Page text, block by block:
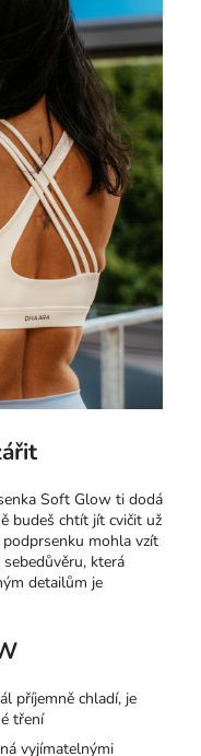
Soft Glow ti dodá
budeš chtít jít cvičit už
mohla vzít
která
detailům je
příjemně chladí, je
tření
vyjímatelnými